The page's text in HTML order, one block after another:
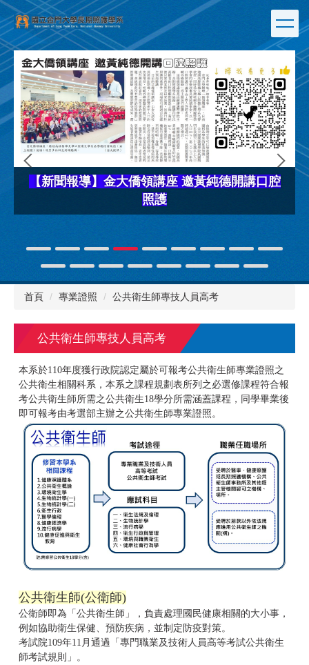
跳
到
主
要
內
容
區
【新聞報導】金大僑領講座 邀黃純德開講口腔
照護
首頁 專業證照 公共衛生師專技人員高考
公共衛生師專技人員高考
本系於110年度獲行政院認定屬於可報考公共衛生師專業證照之
公共衛生相關科系，本系之課程規劃表所列之必選修課程符合報
考公共衛生師所需之公共衛生18學分所需涵蓋課程，同學畢業後
即可報考由考選部主辦之公共衛生師專業證照。
公共衛生師(公衛師)
公衛師即為「公共衛生師」，負責處理國民健康相關的大小事，
例如協助衛生保健、預防疾病，並制定防疫對策。
考試院109年11月通過「 專門職業及技術人員高等考試公共衛生
師考試規則 」。